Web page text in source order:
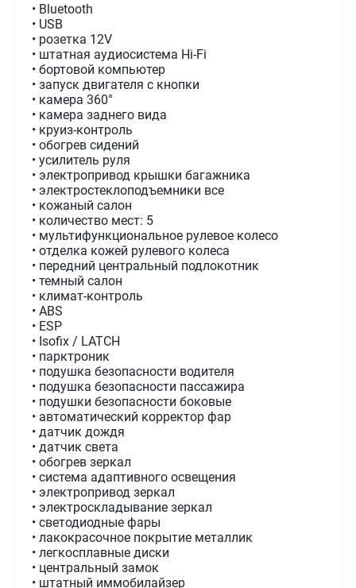
• Bluetooth
• USB
• розетка 12V
• штатная аудиосистема Hi-Fi
• бортовой компьютер
• запуск двигателя с кнопки
• камера 360°
• камера заднего вида
• круиз-контроль
• обогрев сидений
• усилитель руля
• электропривод крышки багажника
• электростеклоподъемники все
• кожаный салон
• количество мест: 5
• мультифункциональное рулевое колесо
• отделка кожей рулевого колеса
• передний центральный подлокотник
• темный салон
• климат-контроль
• ABS
• ESP
• Isofix / LATCH
• парктроник
• подушка безопасности водителя
• подушка безопасности пассажира
• подушки безопасности боковые
• автоматический корректор фар
• датчик дождя
• датчик света
• обогрев зеркал
• система адаптивного освещения
• электропривод зеркал
• электроскладывание зеркал
• светодиодные фары
• лакокрасочное покрытие металлик
• легкосплавные диски
• центральный замок
• штатный иммобилайзер